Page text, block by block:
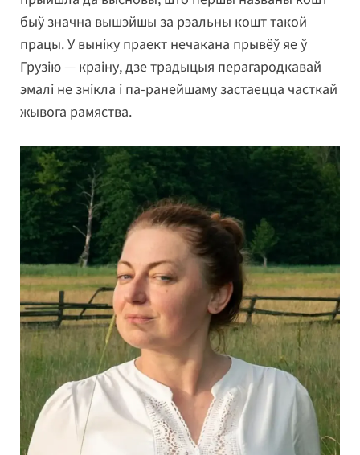
быў значна вышэйшы за рэальны кошт такой
працы. У выніку праект нечакана прывёў яе ў
Грузію — краіну, дзе традыцыя перагародкавай
эмалі не знікла і па-ранейшаму застаецца часткай
жывога рамяства.